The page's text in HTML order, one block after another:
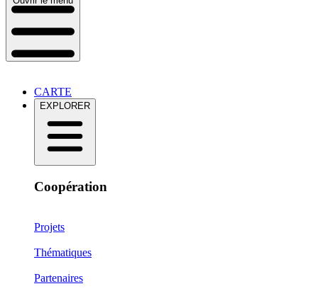
CARTE
EXPLORER
Coopération
Projets
Thématiques
Partenaires